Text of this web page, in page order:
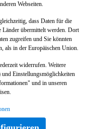
Webseiten.
dass Daten für die
übermittelt werden. Dort
zugreifen und Sie könnten
als in der Europäischen Union.
widerrufen. Weitere
Einstellungsmöglichkeiten
und in unseren